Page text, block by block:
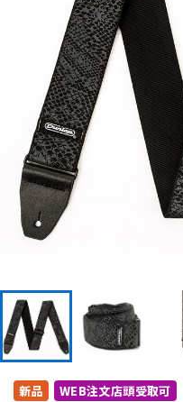
ドラム
キーボード
管楽器
DTM オンライン納品
新品 WEB注文店頭受取可